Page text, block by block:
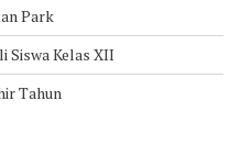
Park
Siswa Kelas XII
Tahun